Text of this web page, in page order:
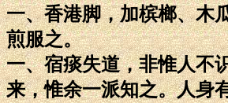
一、香港脚，加槟榔、木
煎服之。
一、宿痰失道，非惟人不
来，惟余一派知之。人身